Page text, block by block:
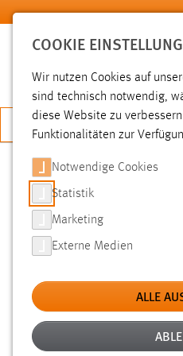
Zum Hauptinhalt springen
JETZT
SUCHE
FILTER
Typ
Erstellungsdatum
COOKIE
Wir nutzen Cookies auf
sind technisch notwendig,
diese Website zu
Funktionalitäten zur
Notwendige Cookies
Statistik
Marketing
Externe Medien
ALLE